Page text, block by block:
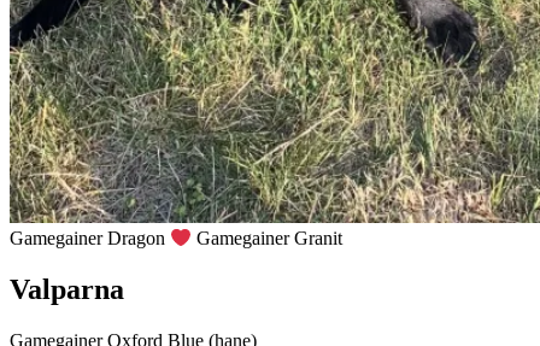
Gamegainer Dragon Gamegainer Granit
Valparna
Gamegainer Oxford Blue (hane)